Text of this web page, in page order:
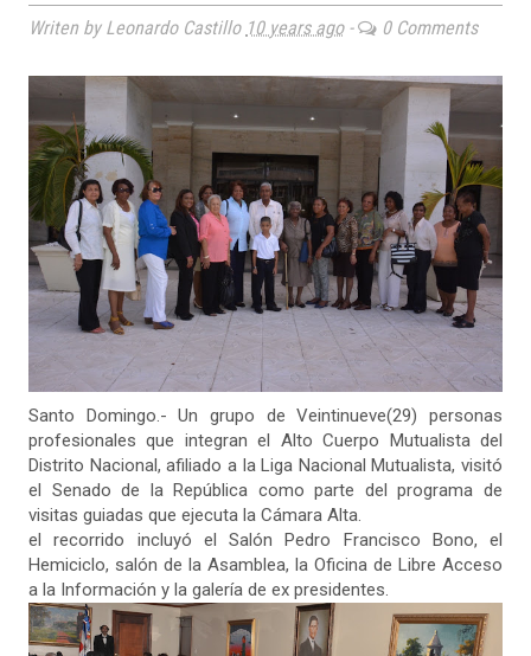
Writen by Leonardo Castillo 10 years ago- 0 Comments
Santo Domingo.- Un grupo de Veintinueve(29) personas
profesionales que integran el Alto Cuerpo Mutualista del
Distrito Nacional, afiliado a la Liga Nacional Mutualista, visitó
el Senado de la República como parte del programa de
visitas guiadas que ejecuta la Cámara Alta.
el recorrido incluyó el Salón Pedro Francisco Bono, el
Hemiciclo, salón de la Asamblea, la Oficina de Libre Acceso
a la Información y la galería de ex presidentes.